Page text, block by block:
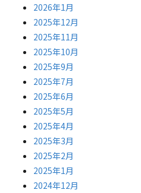
2026年1月
2025年12月
2025年11月
2025年10月
2025年9月
2025年7月
2025年6月
2025年5月
2025年4月
2025年3月
2025年2月
2025年1月
2024年12月